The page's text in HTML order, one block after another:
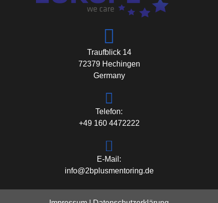
Telefon:
+49 160 4472222
E-Mail:
info@2bplusmentoring.de
Traufblick 14
72379 Hechingen
Germany